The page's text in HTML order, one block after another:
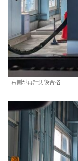
右側が再計測後合格